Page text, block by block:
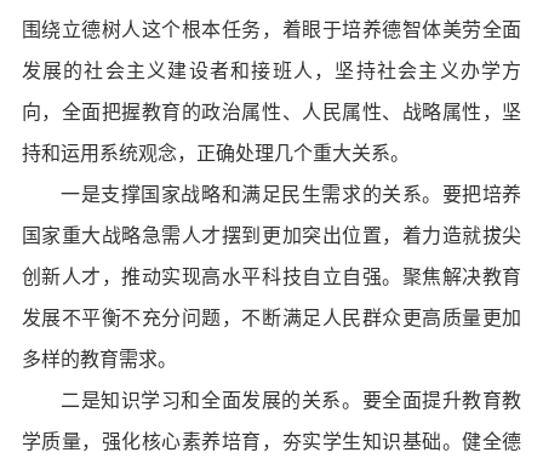
围绕立德树人这个根本任务，着眼于培养德智体美劳全面
发展的社会主义建设者和接班人，坚持社会主义办学方
向，全面把握教育的政治属性、人民属性、战略属性，坚
持和运用系统观念，正确处理几个重大关系。
一是支撑国家战略和满足民生需求的关系。要把培养
国家重大战略急需人才摆到更加突出位置，着力造就拔尖
创新人才，推动实现高水平科技自立自强。聚焦解决教育
发展不平衡不充分问题，不断满足人民群众更高质量更加
多样的教育需求。
二是知识学习和全面发展的关系。要全面提升教育教
学质量，强化核心素养培育，夯实学生知识基础。健全德